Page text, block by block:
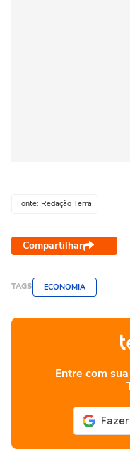
Fonte: Redação Terra
Compartilhar
TAGS ECONOMIA
Entre com